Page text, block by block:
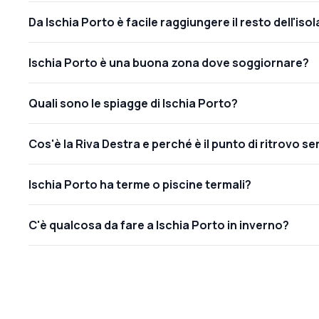
Da Ischia Porto è facile raggiungere il resto
Ischia Porto è una buona zona dove soggiornare?
Quali sono le spiagge di Ischia Porto?
Cos'è la Riva Destra e perché è il punto di ritrovo
Ischia Porto ha terme o piscine termali?
C'è qualcosa da fare a Ischia Porto in inverno?